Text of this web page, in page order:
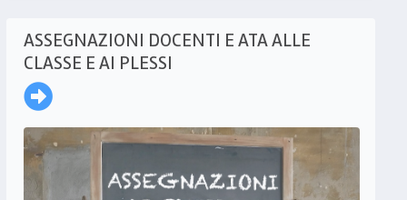
ASSEGNAZIONI DOCENTI E ATA ALLE
CLASSE E AI PLESSI